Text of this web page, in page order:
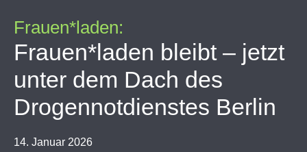
Frauen*laden:
Frauen*laden bleibt – jetzt
unter dem Dach des
Drogennotdienstes Berlin
14. Januar 2026